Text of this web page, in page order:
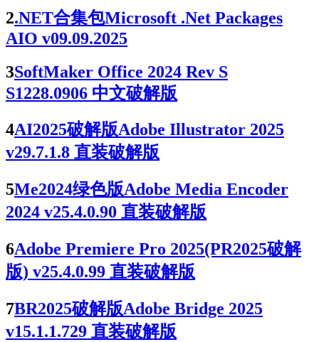
2.NET合集包Microsoft .Net Packages
AIO v09.09.2025
3SoftMaker Office 2024 Rev S
S1228.0906 中文破解版
4AI2025破解版Adobe Illustrator 2025
v29.7.1.8 直装破解版
5Me2024绿色版Adobe Media Encoder
2024 v25.4.0.90 直装破解版
6Adobe Premiere Pro 2025(PR2025破解
版) v25.4.0.99 直装破解版
7BR2025破解版Adobe Bridge 2025
v15.1.1.729 直装破解版